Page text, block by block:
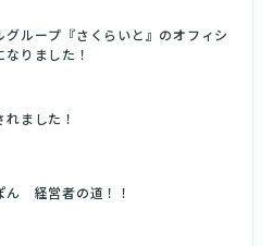
グループ『さくらいと』のオフィシ
りました！
ました！
ん 経営者の道！！